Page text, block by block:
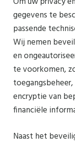
gegevens te
passende
Wij nemen
en
te voorkomen,
encryptie van
financiële
Naast het